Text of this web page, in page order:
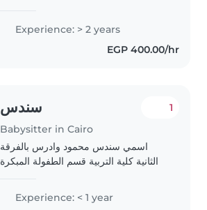
drawing, reading, music, and
games, I provide a fun and
nurturing environment—I also
Experience: > 2 years
EGP 400.00/hr
سندس
Babysitter in Cairo
1
اسمي سندس محمود وادرس بالفرقة
الثانية كلية التربية قسم الطفولة المبكرة
Experience: < 1 year